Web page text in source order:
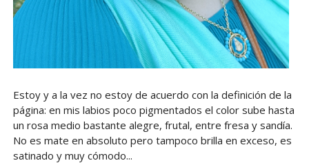
Estoy y a la vez no estoy de acuerdo con la definición de la
página: en mis labios poco pigmentados el color sube hasta
un rosa medio bastante alegre, frutal, entre fresa y sandía.
No es mate en absoluto pero tampoco brilla en exceso, es
satinado y muy cómodo...